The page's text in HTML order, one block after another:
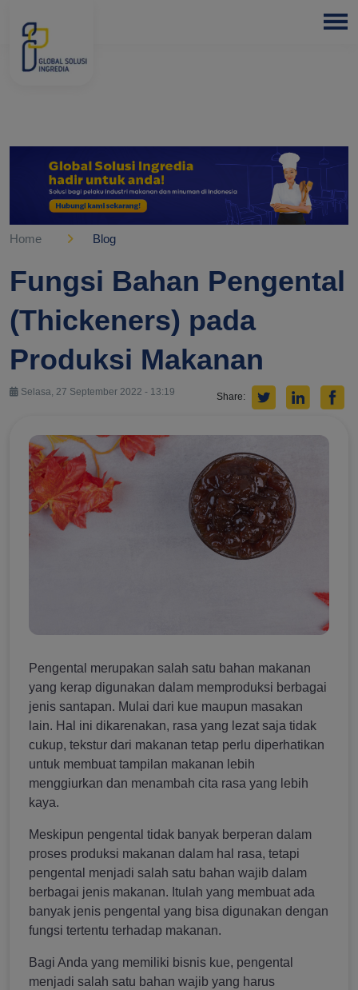
BLOGS
PARTNER
EXPERTISE
FREE
CONSULTATION
Home Blog
Fungsi Bahan Pengental
(Thickeners) pada
Produksi Makanan
Selasa, 27 September 2022 - 13:19 Share:
Pengental merupakan salah satu bahan makanan
yang kerap digunakan dalam memproduksi berbagai
jenis santapan. Mulai dari kue maupun masakan
lain. Hal ini dikarenakan, rasa yang lezat saja tidak
cukup, tekstur dari makanan tetap perlu diperhatikan
untuk membuat tampilan makanan lebih
menggiurkan dan menambah cita rasa yang lebih
kaya.
Meskipun pengental tidak banyak berperan dalam
proses produksi makanan dalam hal rasa, tetapi
pengental menjadi salah satu bahan wajib dalam
berbagai jenis makanan. Itulah yang membuat ada
banyak jenis pengental yang bisa digunakan dengan
fungsi tertentu terhadap makanan.
Bagi Anda yang memiliki bisnis kue, pengental
menjadi salah satu bahan wajib yang harus